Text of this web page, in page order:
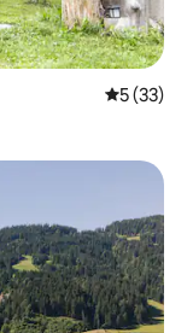
คะแนนเฉลี่
5 (33)